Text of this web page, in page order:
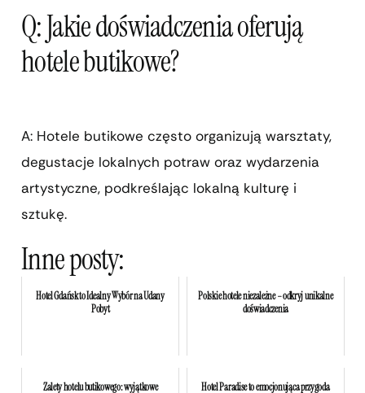
Q: Jakie doświadczenia oferują
hotele butikowe?
A: Hotele butikowe często organizują warsztaty,
degustacje lokalnych potraw oraz wydarzenia
artystyczne, podkreślając lokalną kulturę i
sztukę.
Inne posty:
Hotel Gdańsk to Idealny Wybór na Udany
Pobyt
Polskie hotele niezależne – odkryj unikalne
doświadczenia
Zalety hotelu butikowego: wyjątkowe
Hotel Paradise to emocjonująca przygoda